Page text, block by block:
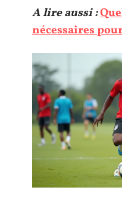
A lire aussi :
nécessaires